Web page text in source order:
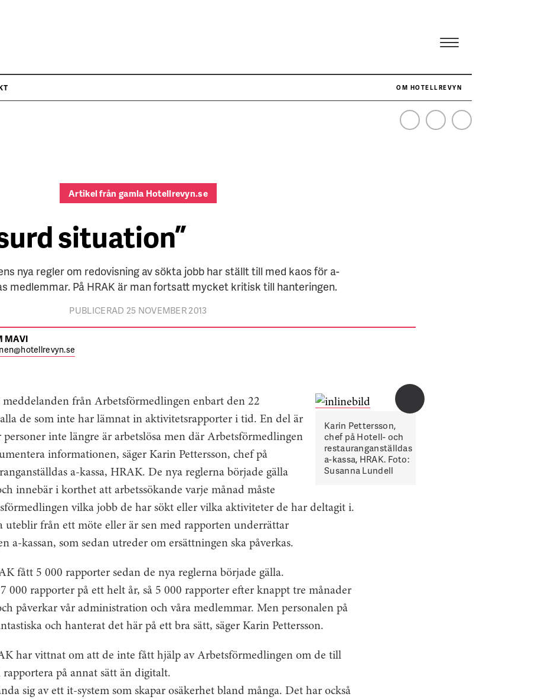
OM HOTELLREVYN
NÄR HOTELLREVYN SLOG SVENSKT REKORD I SIMPELHET
Artikel från gamla Hotellrevyn.se
situation”
nya regler om redovisning av sökta jobb har ställt till med kaos för a-
medlemmar. På HRAK är man fortsatt mycket kritisk till hanteringen.
PUBLICERAD 25 NOVEMBER 2013
MAVI
Karin Pettersson,
chef på Hotell- och
restauranganställdas
a-kassa, HRAK. Foto:
Susanna Lundell
från Arbetsförmedlingen enbart den 22
de som inte har lämnat in aktivitetsrapporter i tid. En del är
personer inte längre är arbetslösa men där Arbetsförmedlingen
informationen, säger Karin Pettersson, chef på
a-kassa, HRAK. De nya reglerna började gälla
innebär i korthet att arbetssökande varje månad måste
vilka jobb de har sökt eller vilka aktiviteter de har deltagit i.
uteblir från ett möte eller är sen med rapporten underrättar
a-kassan, som sedan utreder om ersättningen ska påverkas.
fått 5 000 rapporter sedan de nya reglerna började gälla.
000 rapporter på ett helt år, så 5 000 rapporter efter knappt tre månader
påverkar vår administration och våra medlemmar. Men personalen på
och hanterat det här på ett bra sätt, säger Karin Pettersson.
har vittnat om att de inte fått hjälp av Arbetsförmedlingen om de till
på annat sätt än digitalt.
sig av ett it-system som skapar osäkerhet bland många. Det har också